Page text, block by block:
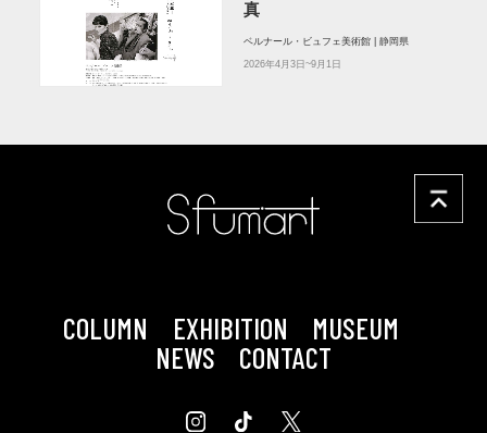
真
ベルナール・ビュフェ美術館 | 静岡県
2026年4月3日~9月1日
COLUMN EXHIBITION
MUSEUM
NEWS
CONTACT